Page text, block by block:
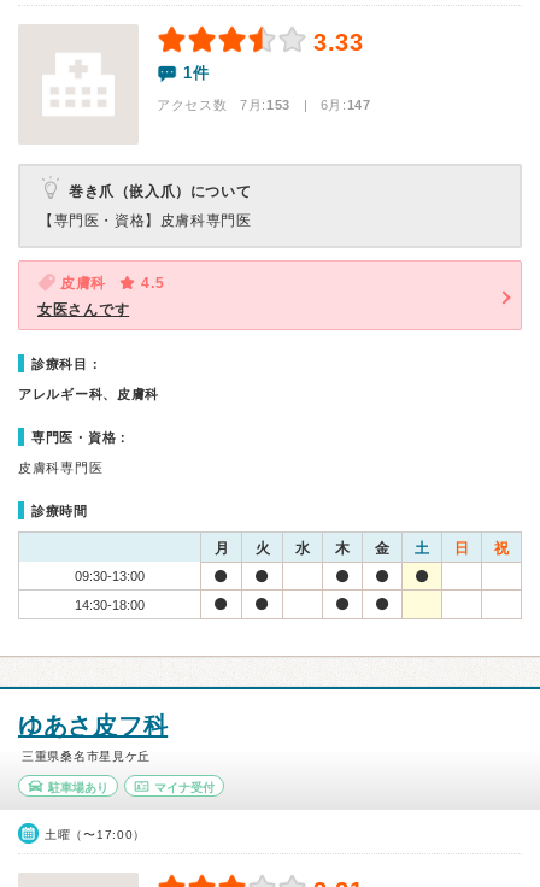
3.33
1件
アクセス数 7月:153 | 6月:147
巻き爪（嵌入爪）について
【専門医・資格】 皮膚科専門医
皮膚科
4.5
女医さんです
診療科目：
アレルギー科、皮膚科
専門医・資格：
皮膚科専門医
診療時間
月 火 水 木 金 土 日 祝
09:30-13:00
14:30-18:00
ゆあさ皮フ科
三重県桑名市星見ケ丘
駐車場あり マイナ受付
土曜（〜17:00）